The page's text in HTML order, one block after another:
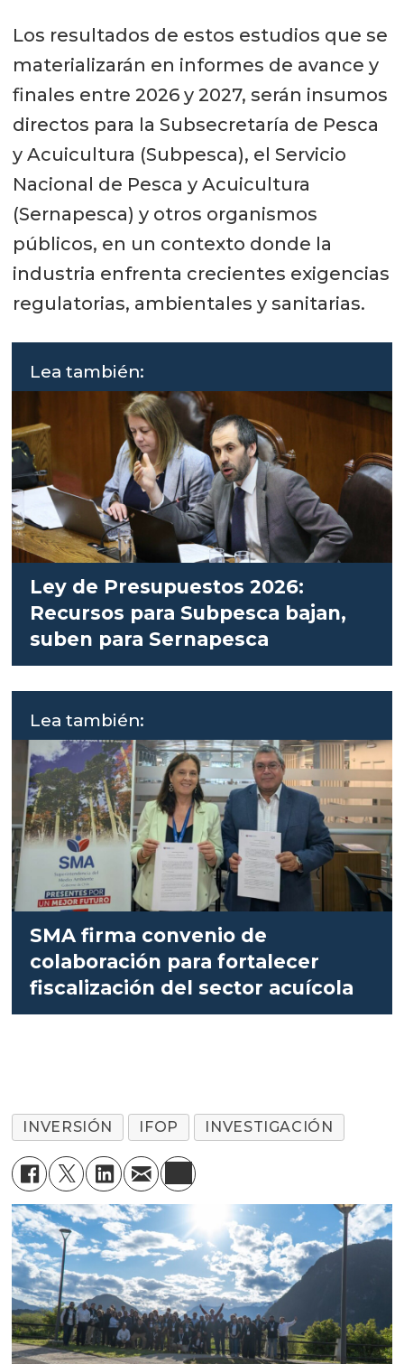
Los resultados de estos estudios que se
materializarán en informes de avance y
finales entre 2026 y 2027, serán insumos
directos para la Subsecretaría de Pesca
y Acuicultura (Subpesca), el Servicio
Nacional de Pesca y Acuicultura
(Sernapesca) y otros organismos
públicos, en un contexto donde la
industria enfrenta crecientes exigencias
regulatorias, ambientales y sanitarias.
Lea también:
Ley de Presupuestos 2026:
Recursos para Subpesca bajan,
suben para Sernapesca
Lea también:
SMA firma convenio de
colaboración para fortalecer
fiscalización del sector acuícola
INVERSIÓN IFOP INVESTIGACIÓN